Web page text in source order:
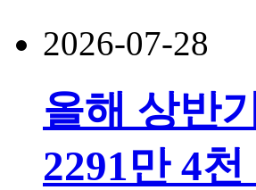
2026-07-28
올해 상반
2291만 4